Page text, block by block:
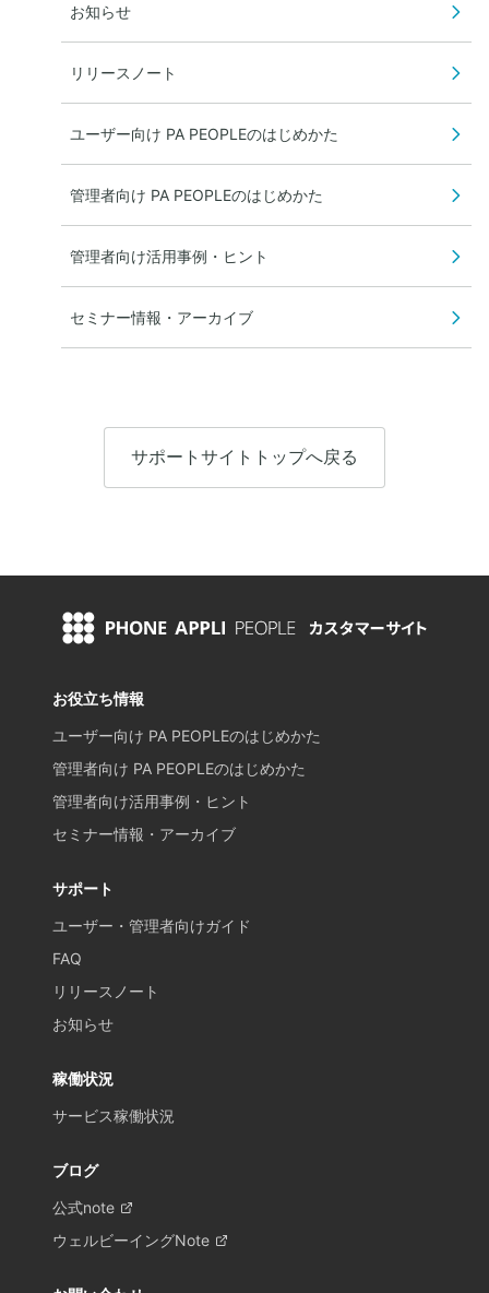
お知らせ
リリースノート
ユーザー向け PA PEOPLEのはじめかた
管理者向け PA PEOPLEのはじめかた
管理者向け活用事例・ヒント
セミナー情報・アーカイブ
サポートサイトトップへ戻る
お役立ち情報
ユーザー向け PA PEOPLEのはじめかた
管理者向け PA PEOPLEのはじめかた
管理者向け活用事例・ヒント
セミナー情報・アーカイブ
サポート
ユーザー・管理者向けガイド
FAQ
リリースノート
お知らせ
稼働状況
サービス稼働状況
ブログ
公式note
ウェルビーイングNote